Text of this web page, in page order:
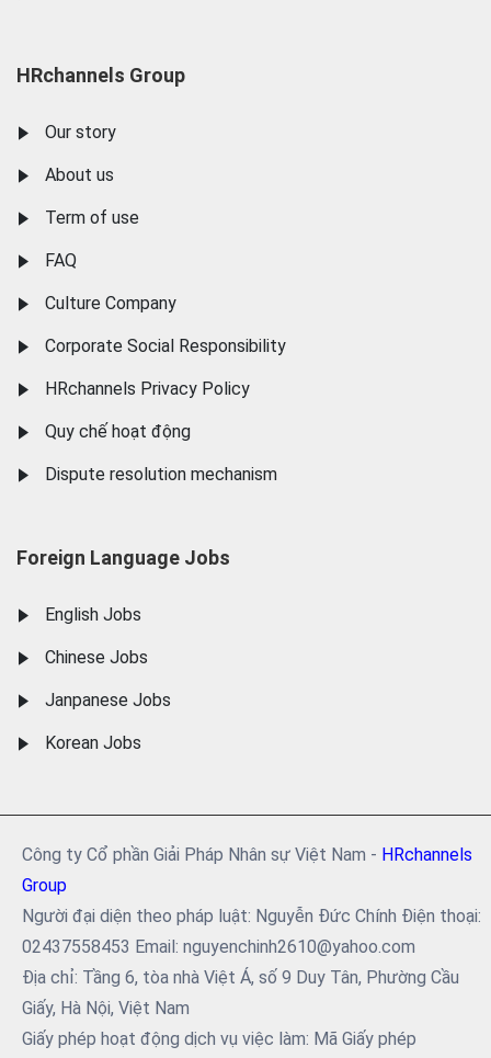
HRchannels Group
Our story
About us
Term of use
FAQ
Culture Company
Corporate Social Responsibility
HRchannels Privacy Policy
Quy chế hoạt động
Dispute resolution mechanism
Foreign Language Jobs
English Jobs
Chinese Jobs
Janpanese Jobs
Korean Jobs
Công ty Cổ phần Giải Pháp Nhân sự Việt Nam - HRchannels
Group
Người đại diện theo pháp luật: Nguyễn Đức Chính Điện thoại:
02437558453 Email: nguyenchinh2610@yahoo.com
Địa chỉ: Tầng 6, tòa nhà Việt Á, số 9 Duy Tân, Phường Cầu
Giấy, Hà Nội, Việt Nam
Giấy phép hoạt động dịch vụ việc làm: Mã Giấy phép